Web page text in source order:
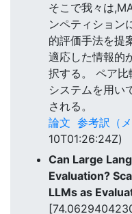
そこで我々は
ンペティション
的評価手法を提
適応した情報的
択する。 ペア
システムを用い
される。
論文 参考訳（メ
10T01:26:24Z)
Can Large
Evaluation?
LLMs as